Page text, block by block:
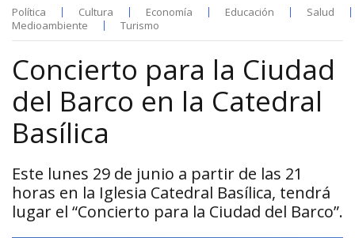
Política Cultura Economía Educación
Salud
Medioambiente
Turismo
Concierto para la Ciudad
del Barco en la Catedral
Basílica
Este lunes 29 de junio a partir de las 21
horas en la Iglesia Catedral Basílica, tendrá
lugar el “Concierto para la Ciudad del Barco”.